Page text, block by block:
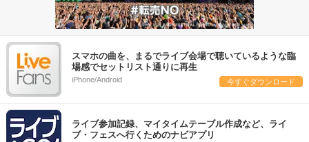
スマホの曲を、まるでライブ会場で聴いているような臨
場感でセットリスト通りに再生
iPhone/Android 今すぐダウンロード
ライブ参加記録、マイタイムテーブル作成など、ライ
ブ・フェスへ行くためのナビアプリ